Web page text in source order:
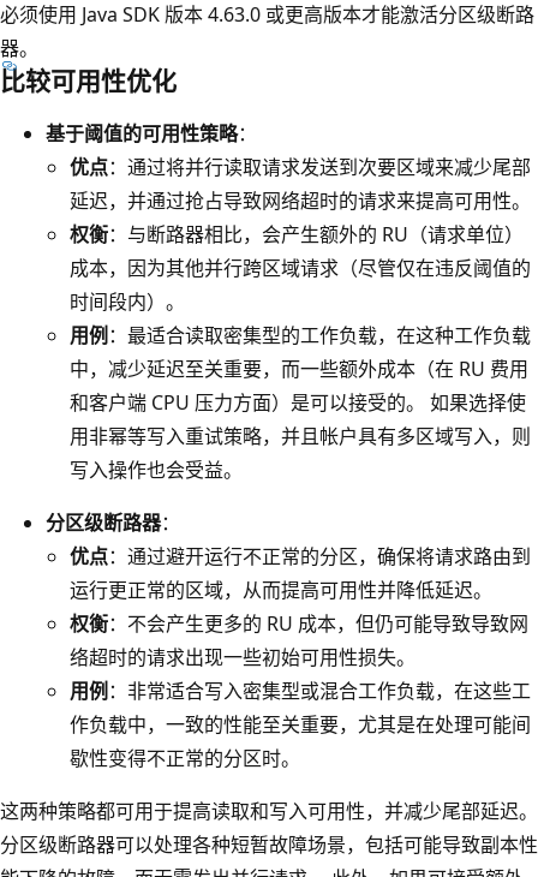
必须使用 Java SDK 版本 4.63.0 或更高版本才能激活分区级断路
器。
比较可用性优化
基于阈值的可用性策略：
优点：通过将并行读取请求发送到次要区域来减少尾部
延迟，并通过抢占导致网络超时的请求来提高可用性。
权衡：与断路器相比，会产生额外的 RU（请求单位）
成本，因为其他并行跨区域请求（尽管仅在违反阈值的
时间段内）。
用例 ：最适合读取密集型的工作负载，在这种工作负载
中，减少延迟至关重要，而一些额外成本（在 RU 费用
和客户端 CPU 压力方面）是可以接受的。 如果选择使
用非幂等写入重试策略，并且帐户具有多区域写入，则
写入操作也会受益。
分区级断路器：
优点：通过避开运行不正常的分区，确保将请求路由到
运行更正常的区域，从而提高可用性并降低延迟。
权衡：不会产生更多的 RU 成本，但仍可能导致导致网
络超时的请求出现一些初始可用性损失。
用例 ：非常适合写入密集型或混合工作负载，在这些工
作负载中，一致的性能至关重要，尤其是在处理可能间
歇性变得不正常的分区时。
这两种策略都可用于提高读取和写入可用性，并减少尾部延迟。
分区级断路器可以处理各种短暂故障场景，包括可能导致副本性